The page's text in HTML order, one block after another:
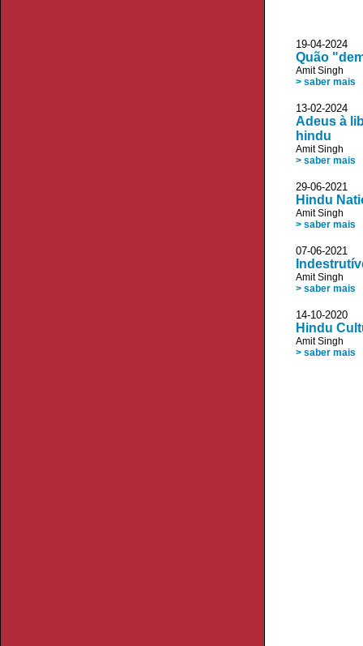
19-04-
Quão
Amit Singh
> saber mais
13-02-
Adeus à
hindu
Amit Singh
> saber mais
29-06-2021
Hindu
Amit Singh
> saber mais
07-06-2021
Amit Singh
> saber mais
14-10-2020
Hindu
Amit Singh
> saber mais